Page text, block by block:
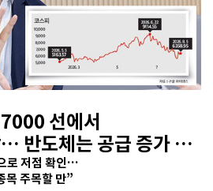
선에서
반도체는 공급 증가 선
로 저점 확인…
목 주목할 만”